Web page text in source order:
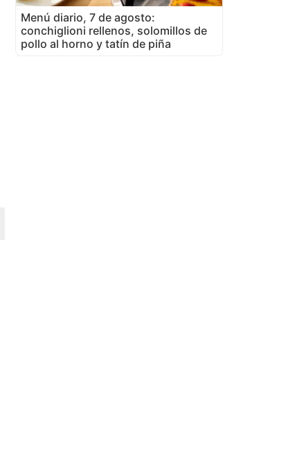
Menú diario, 7 de agosto:
conchiglioni rellenos, solomillos de
pollo al horno y tatín de piña